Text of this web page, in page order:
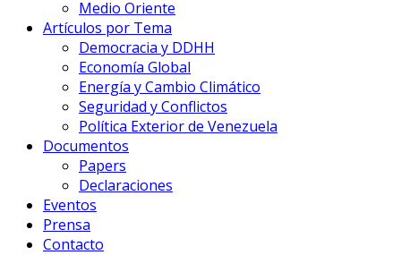
Medio Oriente
Artículos por Tema
Democracia y DDHH
Economía Global
Energía y Cambio Climático
Seguridad y Conflictos
Política Exterior de Venezuela
Documentos
Papers
Declaraciones
Eventos
Prensa
Contacto